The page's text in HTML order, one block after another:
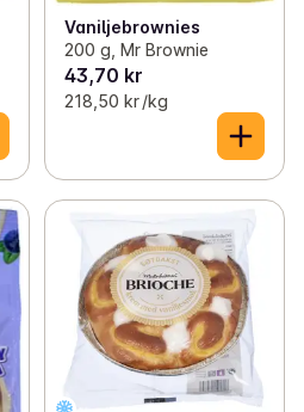
Vaniljebrownies
200 g, Mr Brownie
43,70 kr
218,50 kr /kg